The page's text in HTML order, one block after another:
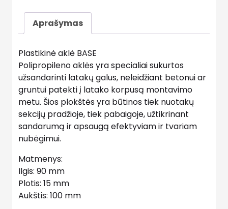
Aprašymas
Plastikinė aklė BASE
Polipropileno aklės yra specialiai sukurtos
užsandarinti latakų galus, neleidžiant betonui ar
gruntui patekti į latako korpusą montavimo
metu. Šios plokštės yra būtinos tiek nuotakų
sekcijų pradžioje, tiek pabaigoje, užtikrinant
sandarumą ir apsaugą efektyviam ir tvariam
nubėgimui.
Matmenys:
Ilgis: 90 mm
Plotis: 15 mm
Aukštis: 100 mm